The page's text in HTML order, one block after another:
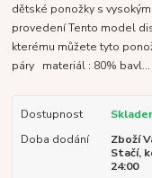
dětské ponožky s
provedení Tento model
kterému můžete tyto
páry materiál : 80% bavl...
Dostupnost
Doba dodání
Zboží
Stačí,
24:00